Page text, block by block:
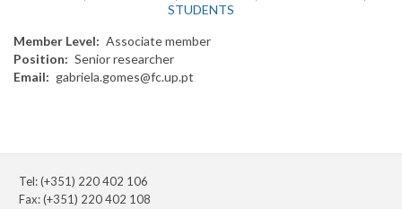
STUDENTS
Member Level
Associate member
Position
Senior researcher
Email
gabriela.gomes@fc.up.pt
Tel: (+351) 220 402 106
Fax: (+351) 220 402 108